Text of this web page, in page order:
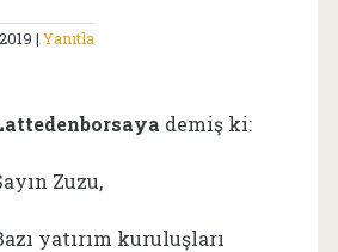
Yanıtla
demiş ki:
Zuzu,
yatırım kuruluşları